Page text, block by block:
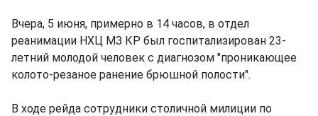
Вчера, 5 июня, примерно в 14 часов, в отдел
реанимации НХЦ МЗ КР был госпитализирован 23-
летний молодой человек с диагнозом "проникающее
колото-резаное ранение брюшной полости".
В ходе рейда сотрудники столичной милиции по